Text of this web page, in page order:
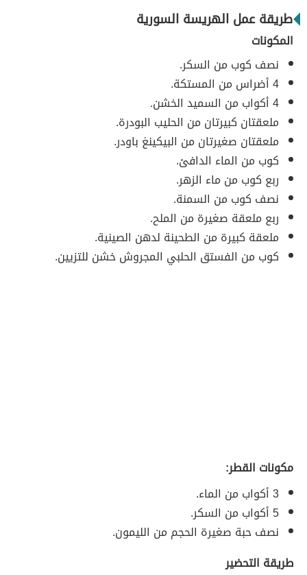
طريقة عمل الهريسة السورية
المكونات
نصف كوب من السكر.
4 أضراس من المستكة.
4 أكواب من السميد الخشن.
ملعقتان كبيرتان من الحليب البودرة.
ملعقتان صغيرتان من البيكينغ باودر.
كوب من الماء الدافئ.
ربع كوب من ماء الزهر.
نصف كوب من السمنة.
ربع ملعقة صغيرة من الملح.
ملعقة كبيرة من الطحينة لدهن الصينية.
كوب من الفستق الحلبي المجروش خشن للتزيين.
مكونات القطر:
3 أكواب من الماء.
5 أكواب من السكر.
نصف حبة صغيرة الحجم من الليمون.
طريقة التحضير